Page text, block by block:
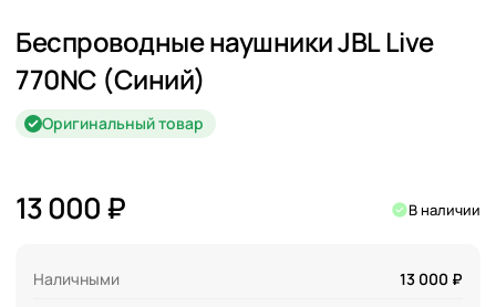
Беспроводные наушники JBL Live
770NC (Синий)
Оригинальный товар
13 000 ₽ В наличии
Наличными
13 000 ₽